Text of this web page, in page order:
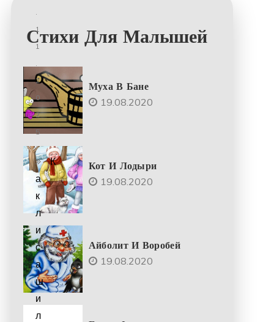
Стихи Для Малышей
Муха В Бане
19.08.2020
Кот И Лодыри
19.08.2020
Айболит И Воробей
19.08.2020
.
1
1
.
2
0
2
5
К
а
к
л
и
с
а
ш
и
л